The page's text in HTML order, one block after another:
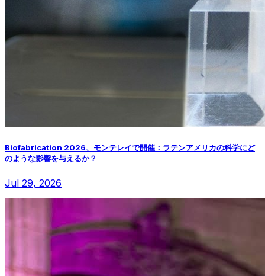
Biofabrication 2026、モンテレイで開催：ラテンアメリカの科学にど
のような影響を与えるか？
Jul 29, 2026